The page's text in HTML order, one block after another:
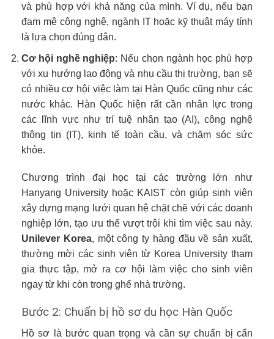
và phù hợp với khả năng của mình. Ví dụ, nếu bạn
đam mê công nghệ, ngành IT hoặc kỹ thuật máy tính
là lựa chọn đúng đắn.
Cơ hội nghề nghiệp: Nếu chọn ngành học phù hợp
với xu hướng lao động và nhu cầu thị trường, bạn sẽ
có nhiều cơ hội việc làm tại Hàn Quốc cũng như các
nước khác. Hàn Quốc hiện rất cần nhân lực trong
các lĩnh vực như trí tuệ nhân tạo (AI), công nghệ
thông tin (IT), kinh tế toàn cầu, và chăm sóc sức
khỏe.
Chương trình đại học tại các trường lớn như
Hanyang University hoặc KAIST còn giúp sinh viên
xây dựng mạng lưới quan hệ chặt chẽ với các doanh
nghiệp lớn, tạo ưu thế vượt trội khi tìm việc sau này.
Unilever Korea, một công ty hàng đầu về sản xuất,
thường mời các sinh viên từ Korea University tham
gia thực tập, mở ra cơ hội làm việc cho sinh viên
ngay từ khi còn trong ghế nhà trường.
Bước 2: Chuẩn bị hồ sơ du học Hàn Quốc
Hồ sơ là bước quan trọng và cần sự chuẩn bị cẩn